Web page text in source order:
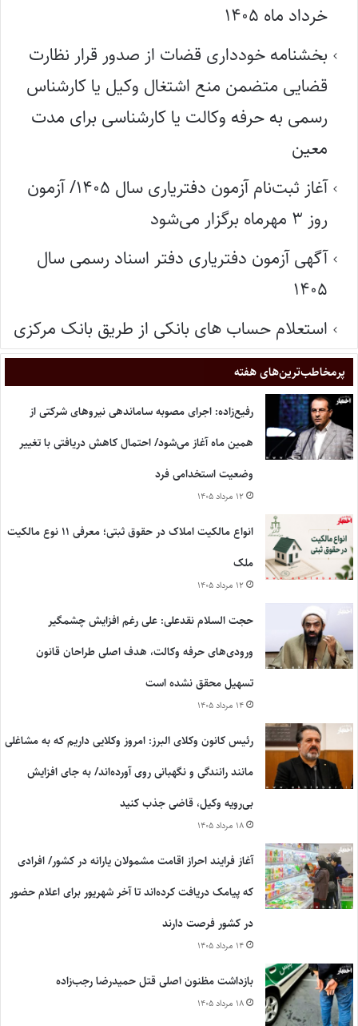
خرداد ماه ۱۴۰۵
بخشنامه خودداری قضات از صدور قرار نظارت
قضایی متضمن منع اشتغال وکیل یا کارشناس
رسمی به حرفه وکالت یا کارشناسی برای مدت
معین
آغاز ثبت‌نام آزمون دفتریاری سال ۱۴۰۵/ آزمون
روز ۳ مهرماه برگزار می‌شود
آگهی آزمون دفتریاری دفتر اسناد رسمی سال
۱۴۰۵
استعلام حساب های بانکی از طریق بانک مرکزی
پر‌مخاطب‌ترین‌های هفته
رفیع‌زاده: اجرای مصوبه ساماندهی نیروهای شرکتی از
همین ماه آغاز می‌شود/ احتمال کاهش دریافتی با تغییر
وضعیت استخدامی فرد
۱۲ مرداد ۱۴۰۵
انواع مالکیت املاک در حقوق ثبتی؛ معرفی ۱۱ نوع مالکیت
ملک
۱۲ مرداد ۱۴۰۵
حجت السلام نقدعلی: علی رغم افزایش چشمگیر
ورودی‌های حرفه وکالت، هدف اصلی طراحان قانون
تسهیل محقق نشده است
۱۴ مرداد ۱۴۰۵
رئیس کانون وکلای البرز: امروز وکلایی داریم که به مشاغلی
مانند رانندگی و نگهبانی روی آورده‌اند/ به جای افزایش
بی‌رویه وکیل، قاضی جذب کنید
۱۸ مرداد ۱۴۰۵
آغاز فرایند احراز اقامت مشمولان یارانه در کشور/ افرادی
که پیامک دریافت کرده‌اند تا آخر شهریور برای اعلام حضور
در کشور فرصت دارند
۱۴ مرداد ۱۴۰۵
بازداشت مظنون اصلی قتل حمیدرضا رجب‌زاده
۱۸ مرداد ۱۴۰۵